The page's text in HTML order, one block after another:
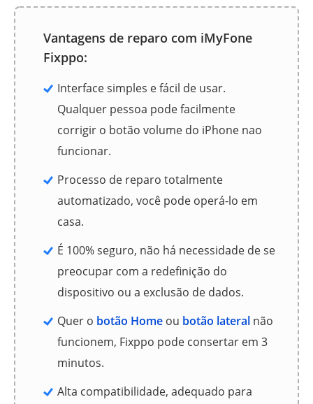
Vantagens de reparo com iMyFone
Fixppo:
Interface simples e fácil de usar.
Qualquer pessoa pode facilmente
corrigir o botão volume do iPhone nao
funcionar.
Processo de reparo totalmente
automatizado, você pode operá-lo em
casa.
É 100% seguro, não há necessidade de se
preocupar com a redefinição do
dispositivo ou a exclusão de dados.
Quer o botão Home ou botão lateral não
funcionem, Fixppo pode consertar em 3
minutos.
Alta compatibilidade, adequado para